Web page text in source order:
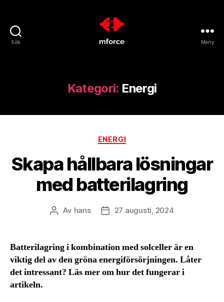
Sök Meny
Kategori: Energi
Kategorier
ENERGI
Skapa hållbara lösningar
med batterilagring
Inläggsförfattare
Av hans Inläggsdatum
27 augusti, 2024
Batterilagring i kombination med solceller är en
viktig del av den gröna energiförsörjningen. Låter
det intressant? Läs mer om hur det fungerar i
artikeln.